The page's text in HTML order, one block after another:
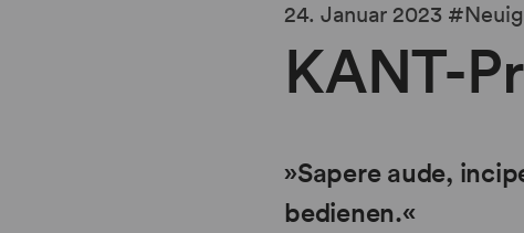
24. Januar 2023
KANT-
»Sapere aude,
bedienen.«